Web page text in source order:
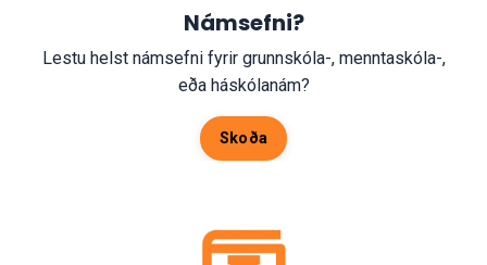
Námsefni?
Lestu helst námsefni fyrir grunnskóla-, menntaskóla-,
eða háskólanám?
Skoða